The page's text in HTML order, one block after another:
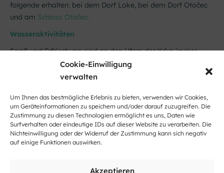
Cookie-Einwilligung
verwalten
Um Ihnen das bestmögliche Erlebnis zu bieten, verwenden wir Cookies,
um Geräteinformationen zu speichern und/oder darauf zuzugreifen. Die
Zustimmung zu diesen Technologien ermöglicht es uns, Daten wie
Surfverhalten oder eindeutige IDs auf dieser Website zu verarbeiten. Die
Nichteinwilligung oder der Widerruf der Zustimmung kann sich negativ
auf einige Funktionen auswirken.
Akzeptieren
folgende erhalten: bei dem Dorf Loke, bei dem Dorf Otočec
und am Schloss Otočec.
Wasseraktivitäten
Spaß und Erfrischung sind an den Ufern der Krka immer
garantiert. Besuchen Sie die zahlreichen Badeplätze oder
genießen Sie die Freuden des Bootfahrens. Ein besonderes
Abendessen genießen oder an einem musikalischen Abend
teilnehmen können! Zu Ehren des Flusses findet jedes Jahr
die Veranstaltung „Nacht an der Krka“ statt, die den
Höhepunkt der Saison darstellt.